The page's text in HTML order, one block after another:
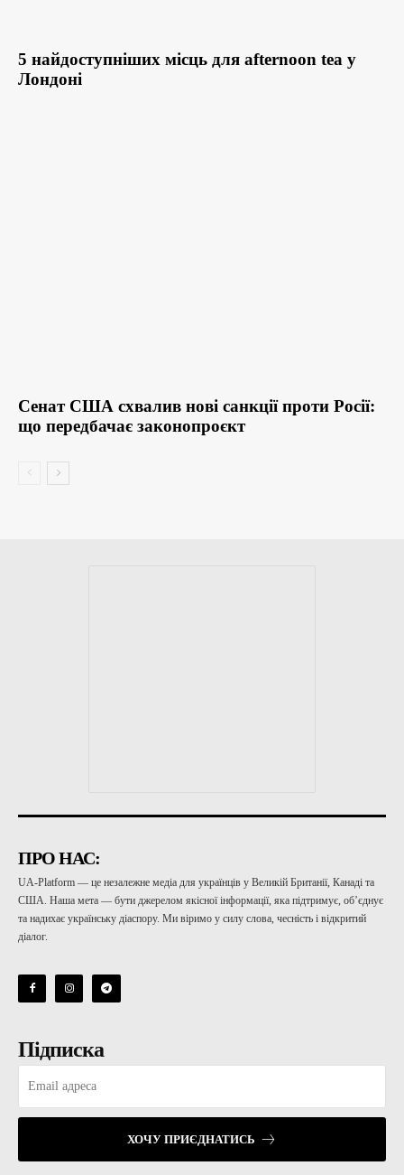
5 найдоступніших місць для afternoon tea у
Лондоні
Сенат США схвалив нові санкції проти Росії:
що передбачає законопроєкт
ПРО НАС:
UA-Platform — це незалежне медіа для українців у Великій Британії, Канаді та
США. Наша мета — бути джерелом якісної інформації, яка підтримує, об’єднує
та надихає українську діаспору. Ми віримо у силу слова, чесність і відкритий
діалог.
Підписка
ХОЧУ ПРИЄДНАТИСЬ